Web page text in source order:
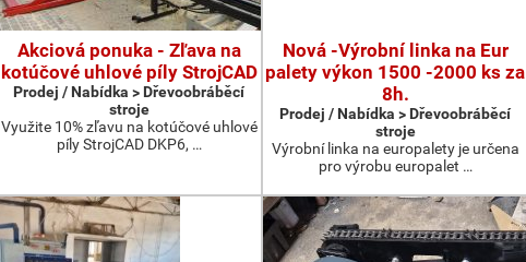
Akciová ponuka - Zľava na
kotúčové uhlové píly StrojCAD
Prodej / Nabídka > Dřevoobráběcí
stroje
Využite 10% zľavu na kotúčové uhlové
píly StrojCAD DKP6, …
Nová -Výrobní linka na Eur
palety výkon 1500 -2000 ks za
8h.
Prodej / Nabídka > Dřevoobráběcí
stroje
Výrobní linka na europalety je určena
pro výrobu europalet …